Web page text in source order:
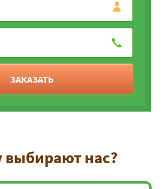
ЗАКАЗАТЬ
выбирают нас?